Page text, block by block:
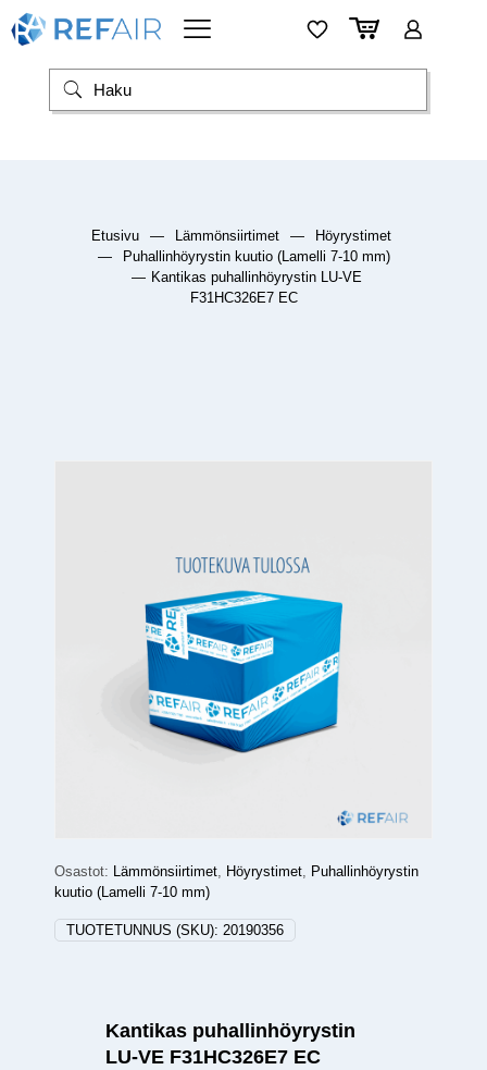
Etusivu — Lämmönsiirtimet —
Höyrystimet
—
Puhallinhöyrystin kuutio (Lamelli 7-10 mm)
— Kantikas puhallinhöyrystin LU-VE
F31HC326E7 EC
Osastot: Lämmönsiirtimet, Höyrystimet, Puhallinhöyrystin
kuutio (Lamelli 7-10 mm)
TUOTETUNNUS (SKU): 20190356
Kantikas puhallinhöyrystin
LU-VE F31HC326E7 EC